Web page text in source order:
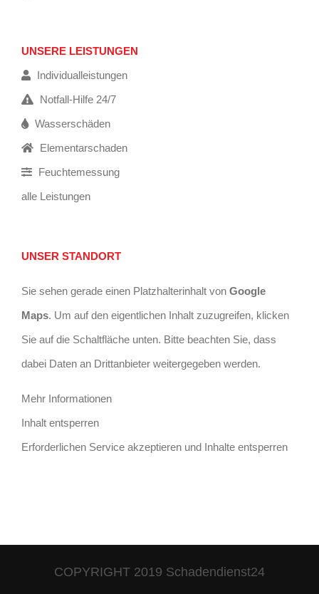
UNSERE LEISTUNGEN
Individualleistungen
Notfall-Hilfe 24/7
Wasserschäden
Elementarschaden
Feuchtemessung
alle Leistungen
UNSER STANDORT
Sie sehen gerade einen Platzhalterinhalt von Google
Maps. Um auf den eigentlichen Inhalt zuzugreifen, klicken
Sie auf die Schaltfläche unten. Bitte beachten Sie, dass
dabei Daten an Drittanbieter weitergegeben werden.
Mehr Informationen
Inhalt entsperren
Erforderlichen Service akzeptieren und Inhalte entsperren
COPYRIGHT 2019 Schadendienst24